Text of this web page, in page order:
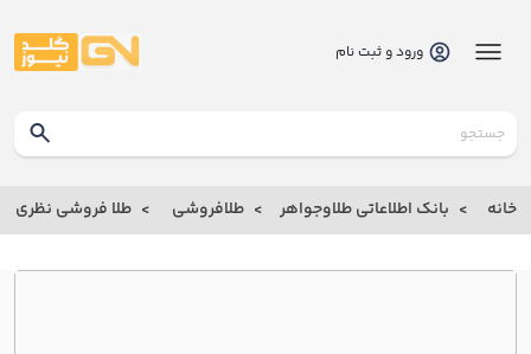
بانک
بانک
اطلاعاتی
ورود و ثبت نام
خانه بانک اطلاعاتی طلاوجواهر طلافروشی طلا فروشی نظري